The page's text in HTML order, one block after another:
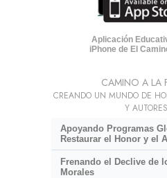
Aplicación
iPhone de El
CAMINO A LA
CREANDO UN MUNDO DE
Y
Apoyando Programas
Restaurar el Honor y el
Frenando el Declive de
Morales